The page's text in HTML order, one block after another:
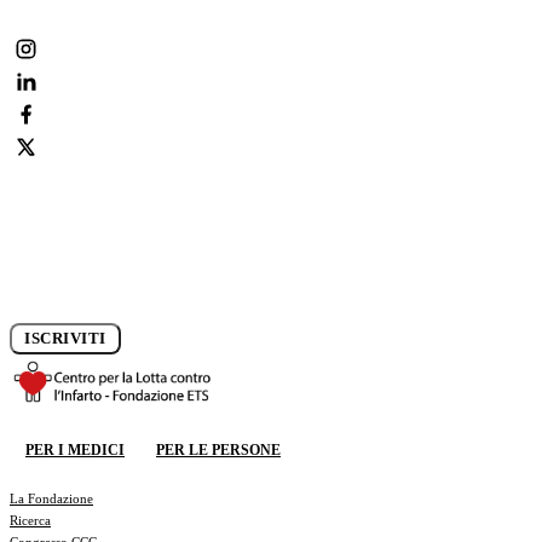
ISCRIVITI
PER I MEDICI PER LE PERSONE
La Fondazione
Ricerca